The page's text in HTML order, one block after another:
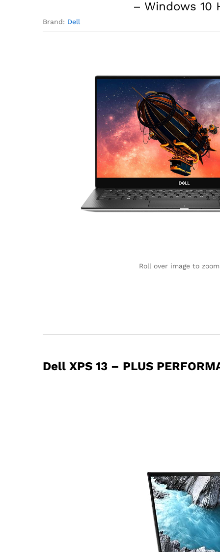
– Windows 10
Brand: Dell
Roll over image to
Dell XPS 13 – PLUS